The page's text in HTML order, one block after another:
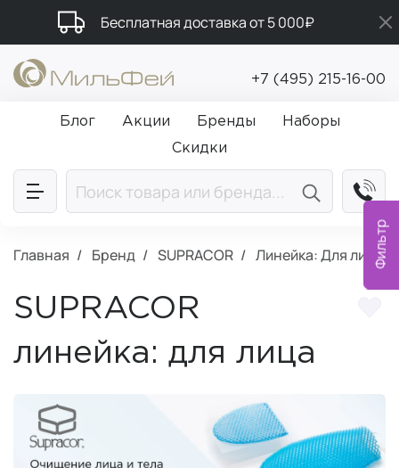
Фильтр
Бесплатная доставка от 5 000₽
Промокод ПРИВЕТ
Подарки в каждый заказ от 5 000₽
+7 (495) 215-16-00
Блог Акции Бренды
Наборы
Скидки
Главная Бренд SUPRACOR Линейка: Для лица
SUPRACOR
линейка: для лица